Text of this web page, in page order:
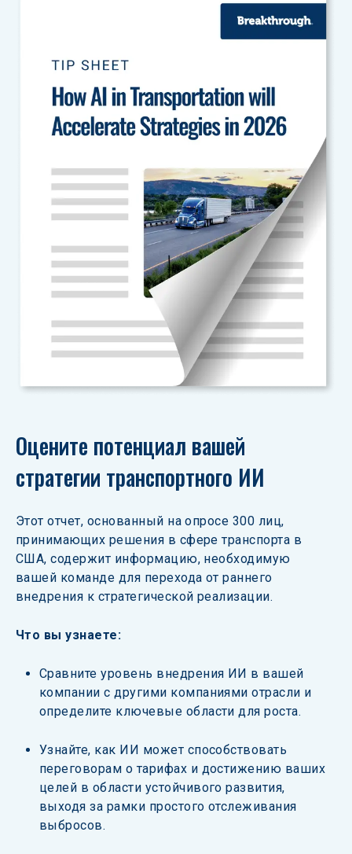
Оцените потенциал вашей
стратегии транспортного ИИ
Этот отчет, основанный на опросе 300 лиц,
принимающих решения в сфере транспорта в
США, содержит информацию, необходимую
вашей команде для перехода от раннего
внедрения к стратегической реализации.
Что вы узнаете:
Сравните уровень внедрения ИИ в вашей
компании с другими компаниями отрасли и
определите ключевые области для роста.
Узнайте, как ИИ может способствовать
переговорам о тарифах и достижению ваших
целей в области устойчивого развития,
выходя за рамки простого отслеживания
выбросов.